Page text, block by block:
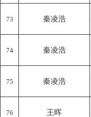
73 秦凌浩
74 秦凌浩
75 秦凌浩
76 王晖